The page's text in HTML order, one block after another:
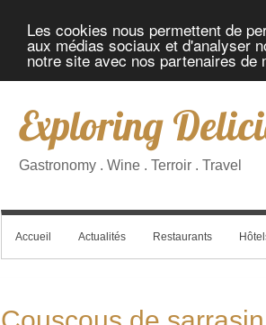
Les cookies nous permettent de
aux médias sociaux et d'analyser
notre site avec nos partenaires
Exploring
Gastronomy . Wine . Terroir . Travel
Accueil Actualités Restaurants